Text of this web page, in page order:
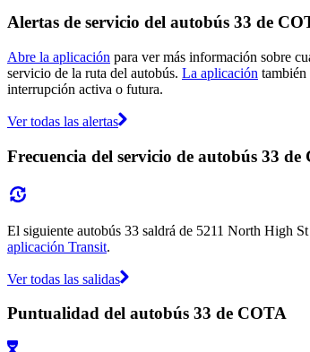
Alertas de servicio del autobús 33 de
Abre la aplicación para ver más información sobre
servicio de la ruta del autobús. La aplicación
interrupción activa o futura.
Ver todas las alertas
Frecuencia del servicio de autobús 33 de
El siguiente autobús 33 saldrá de 5211 North High
aplicación Transit.
Ver todas las salidas
Puntualidad del autobús 33 de COTA